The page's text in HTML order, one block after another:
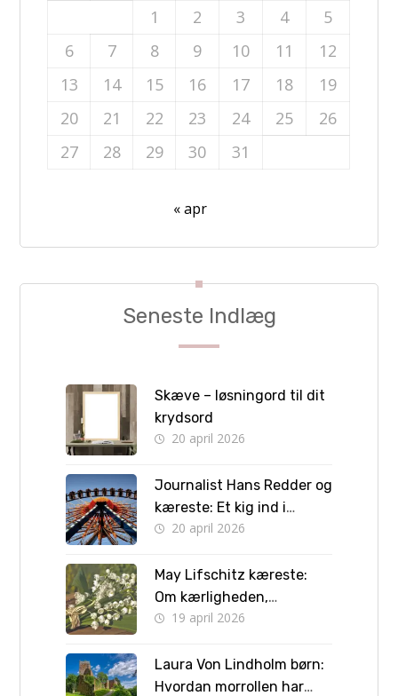
1
2 3 4
5
6
7 8 9 10 11
12
13
14 15 16 17 18
19
20
21 22 23 24 25
26
27
28 29 30 31
« apr
Seneste Indlæg
Skæve – løsningord til dit
krydsord
20 april 2026
Journalist Hans Redder og
kæreste: Et kig ind i
privatlivet bag skærmen
20 april 2026
May Lifschitz kæreste:
Om kærligheden,
forlovelsen og vejen til
19 april 2026
Laura Von Lindholm børn:
Hvordan morrollen har